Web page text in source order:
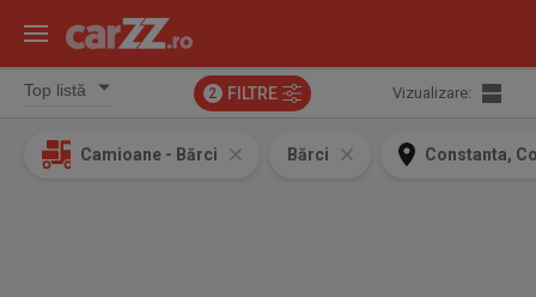
2 FILTRE Vizualizare:
Camioane - Bărci Bărci Constanta,